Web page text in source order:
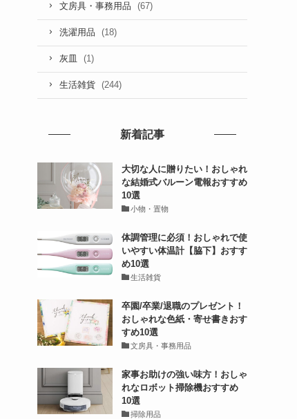
文房具・事務用品 (67)
洗濯用品 (18)
灰皿 (1)
生活雑貨 (244)
新着記事
大切な人に贈りたい！おしゃれ
な結婚式バルーン電報おすすめ
10選
小物・置物
体調管理に必須！おしゃれで使
いやすい体温計【脇下】おすす
め10選
生活雑貨
卒園/卒業/退職のプレゼント！
おしゃれな色紙・寄せ書きおす
すめ10選
文房具・事務用品
家事お助けの強い味方！おしゃ
れなロボット掃除機おすすめ
10選
掃除用品